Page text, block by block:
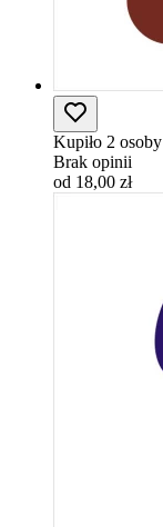
Kupiło 2 osoby
Brak opinii
od 18,00 zł